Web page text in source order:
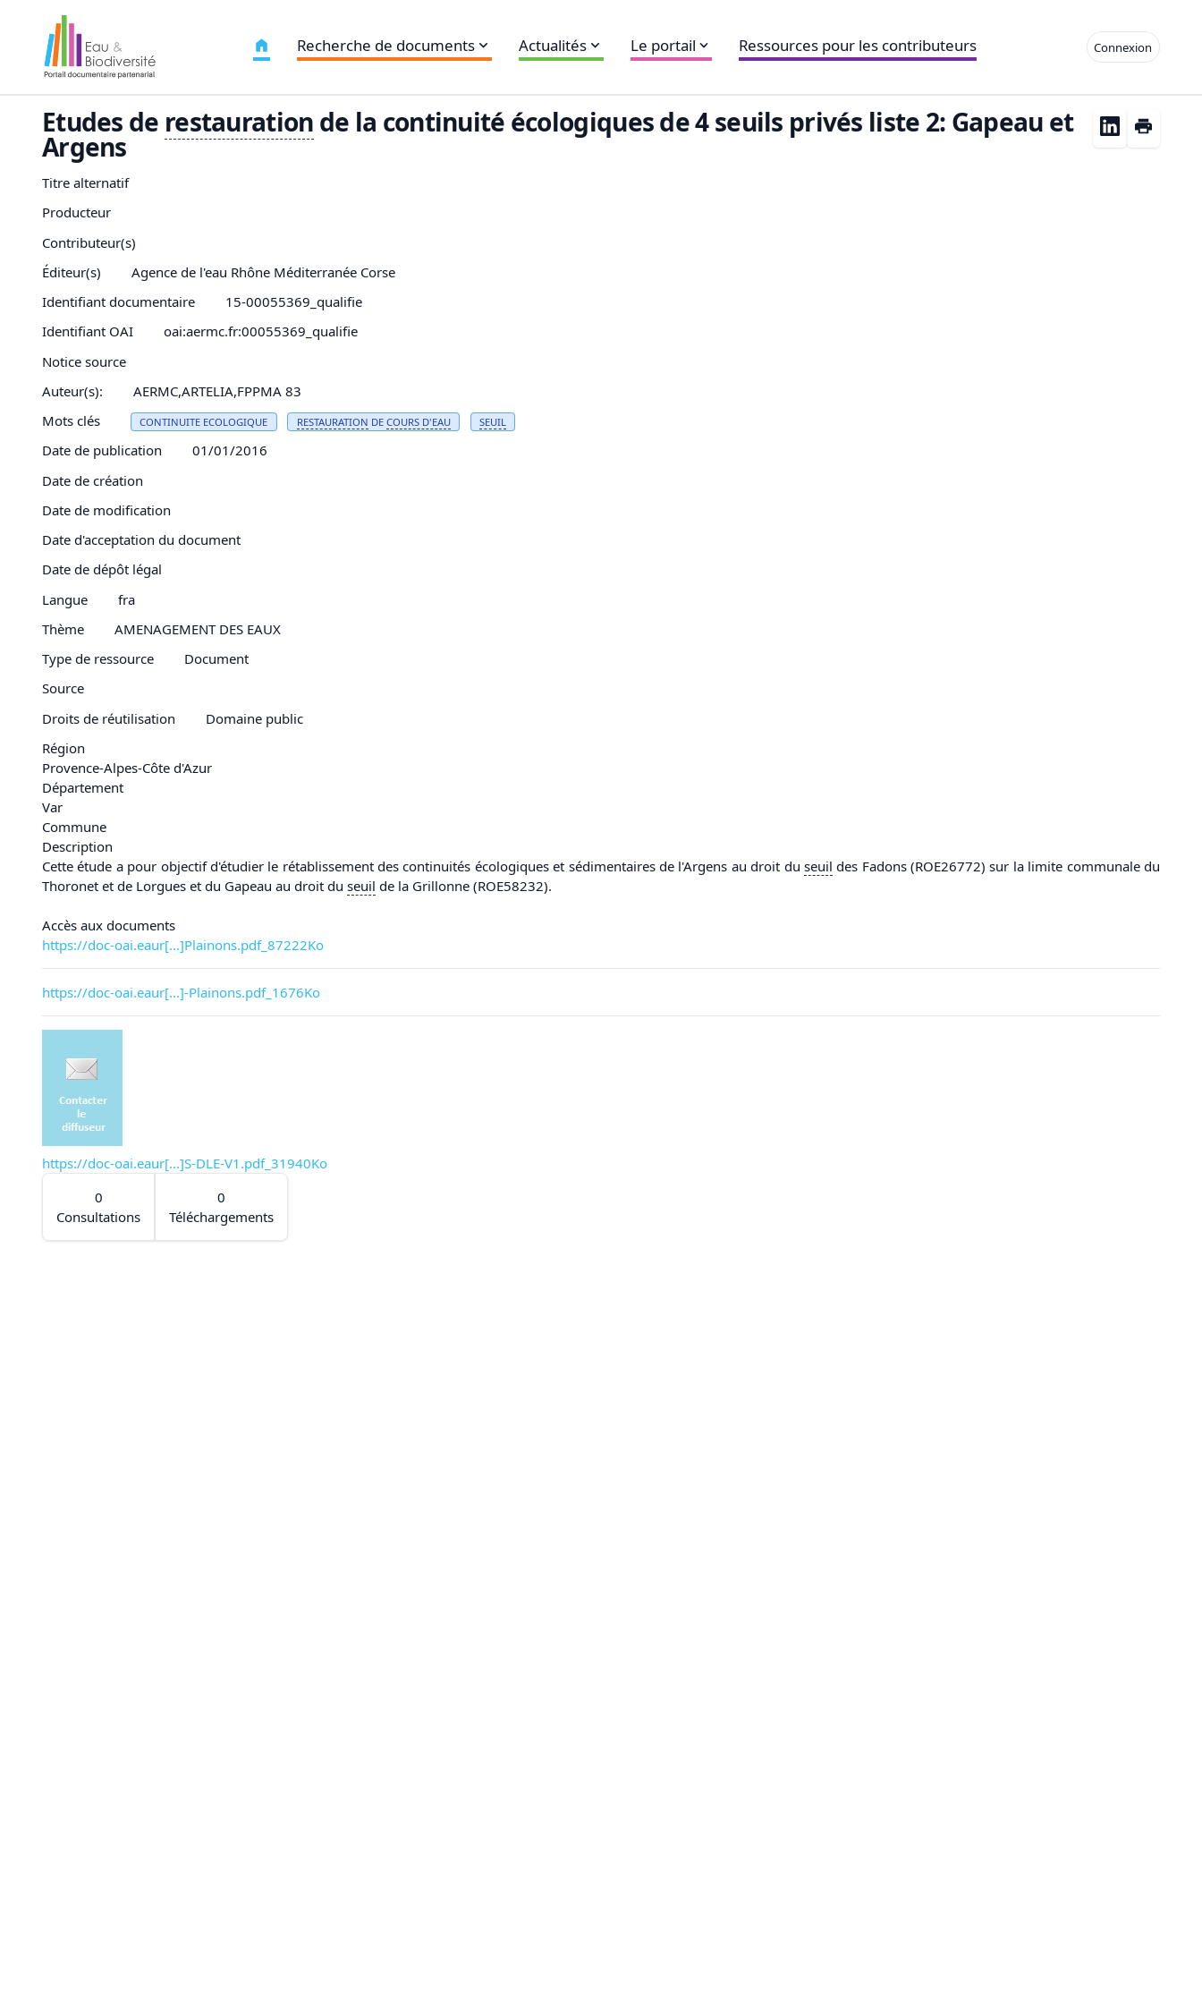
Connexion
Recherche de documents Actualités Le portail Ressources pour les contributeurs
Etudes de restauration de la continuité écologiques de 4 seuils privés liste 2: Gapeau et
Argens
Titre alternatif
Producteur
Contributeur(s)
Éditeur(s)
Agence de l'eau Rhône Méditerranée Corse
Identifiant documentaire
15-00055369_qualifie
Identifiant OAI
oai:aermc.fr:00055369_qualifie
Notice source
Auteur(s):
AERMC,ARTELIA,FPPMA 83
Mots clés
CONTINUITE ECOLOGIQUE RESTAURATION DE COURS D'EAU SEUIL
Date de publication
01/01/2016
Date de création
Date de modification
Date d'acceptation du document
Date de dépôt légal
Langue
fra
Thème
AMENAGEMENT DES EAUX
Type de ressource
Document
Source
Droits de réutilisation
Domaine public
Région
Provence-Alpes-Côte d'Azur
Département
Var
Commune
Description
Cette étude a pour objectif d'étudier le rétablissement des continuités écologiques et sédimentaires de l'Argens au droit du seuil des Fadons (ROE26772) sur la limite communale du
Thoronet et de Lorgues et du Gapeau au droit du seuil de la Grillonne (ROE58232).
Accès aux documents
https://doc-oai.eaur[...]Plainons.pdf_87222Ko
https://doc-oai.eaur[...]-Plainons.pdf_1676Ko
https://doc-oai.eaur[...]S-DLE-V1.pdf_31940Ko
0
Consultations
0
Téléchargements